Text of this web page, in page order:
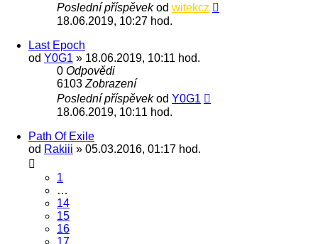
Poslední příspěvekod witekcz
18.06.2019, 10:27 hod.
Last Epoch
od Y0G1 » 18.06.2019, 10:11 hod.
0 Odpovědi
6103 Zobrazení
Poslední příspěvekod Y0G1
18.06.2019, 10:11 hod.
Path Of Exile
od Rakiii » 05.03.2016, 01:17 hod.
1
…
14
15
16
17